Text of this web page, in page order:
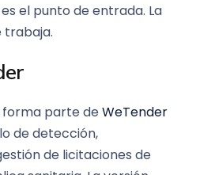
el punto de entrada. La
trabaja.
forma parte deWeTender
de detección,
de licitaciones de